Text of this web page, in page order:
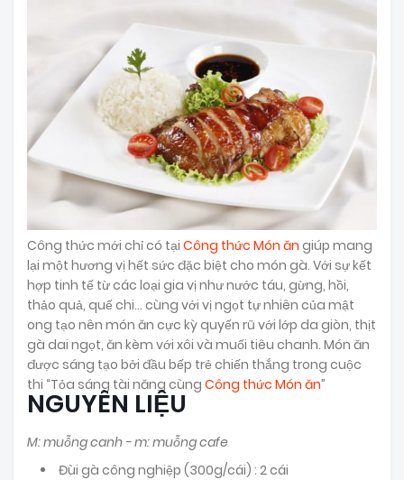
Công thức mới chỉ có tại Công thức Món ăn giúp mang
lại một hương vị hết sức đặc biệt cho món gà. Với sự kết
hợp tinh tế từ các loại gia vị như nước táu, gừng, hồi,
thảo quả, quế chi… cùng với vị ngọt tự nhiên của mật
ong tạo nên món ăn cực kỳ quyến rũ với lớp da giòn, thịt
gà dai ngọt, ăn kèm với xôi và muối tiêu chanh. Món ăn
được sáng tạo bởi đầu bếp trẻ chiến thắng trong cuộc
thi “Tỏa sáng tài năng cùng Công thức Món ăn”
NGUYÊN LIỆU
M: muỗng canh - m: muỗng cafe
Đùi gà công nghiệp (300g/cái) : 2 cái